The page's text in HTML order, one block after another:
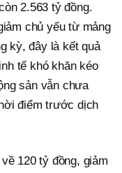
2.563 tỷ đồng.
chủ yếu từ mảng
kỳ, đây là kết quả
tế khó khăn kéo
sản vẫn chưa
điểm trước dịch
120 tỷ đồng, giảm